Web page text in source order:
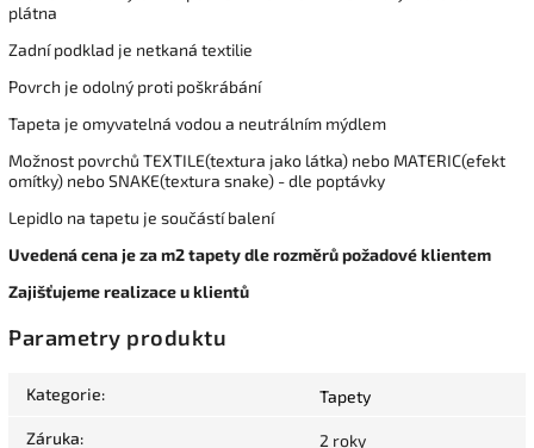
plátna
Zadní podklad je netkaná textilie
Povrch je odolný proti poškrábání
Tapeta je omyvatelná vodou a neutrálním mýdlem
Možnost povrchů TEXTILE(textura jako látka) nebo MATERIC(efekt
omítky) nebo SNAKE(textura snake) - dle poptávky
Lepidlo na tapetu je součástí balení
Uvedená cena je za m2 tapety dle rozměrů požadové klientem
Zajišťujeme realizace u klientů
Parametry produktu
Kategorie: Tapety
Záruka: 2 roky